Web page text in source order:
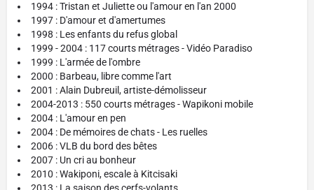
1994 : Tristan et Juliette ou l'amour en l'an 2000
1997 : D'amour et d'amertumes
1998 : Les enfants du refus global
1999 - 2004 : 117 courts métrages - Vidéo Paradiso
1999 : L'armée de l'ombre
2000 : Barbeau, libre comme l'art
2001 : Alain Dubreuil, artiste-démolisseur
2004-2013 : 550 courts métrages - Wapikoni mobile
2004 : L'amour en pen
2004 : De mémoires de chats - Les ruelles
2006 : VLB du bord des bêtes
2007 : Un cri au bonheur
2010 : Wakiponi, escale à Kitcisaki